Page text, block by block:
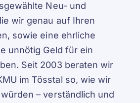
Neu- und
wir genau auf Ihren
sowie eine ehrliche
unnötig Geld für ein
Seit 2003 beraten wir
im Tösstal so, wie wir
– verständlich und